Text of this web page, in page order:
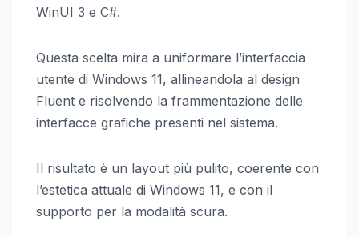
WinUI 3 e C#.
Questa scelta mira a uniformare l’interfaccia
utente di Windows 11, allineandola al design
Fluent e risolvendo la frammentazione delle
interfacce grafiche presenti nel sistema.
Il risultato è un layout più pulito, coerente con
l’estetica attuale di Windows 11, e con il
supporto per la modalità scura.